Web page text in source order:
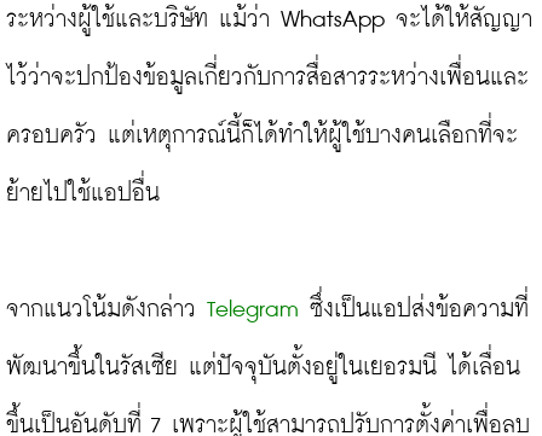
ระหว่างผู้ใช้และบริษัท แม้ว่า WhatsApp จะได้ให้สัญญา
ไว้ว่าจะปกป้องข้อมูลเกี่ยวกับการสื่อสารระหว่างเพื่อนและ
ครอบครัว แต่เหตุการณ์นี้ก็ได้ทำให้ผู้ใช้บางคนเลือกที่จะ
ย้ายไปใช้แอปอื่น
จากแนวโน้มดังกล่าว Telegram ซึ่งเป็นแอปส่งข้อความที่
พัฒนาขึ้นในรัสเซีย แต่ปัจจุบันตั้งอยู่ในเยอรมนี ได้เลื่อน
ขึ้นเป็นอันดับที่ 7 เพราะผู้ใช้สามารถปรับการตั้งค่าเพื่อลบ